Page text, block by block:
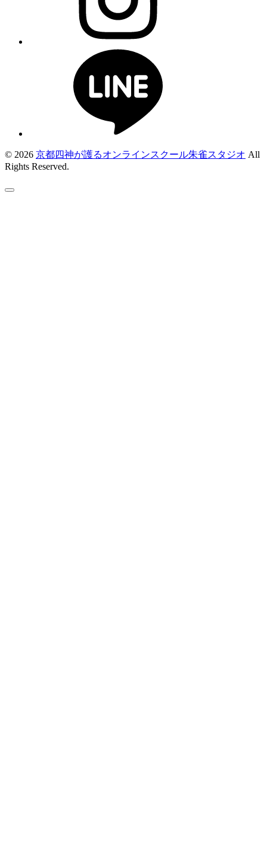
© 2026 京都四神が護るオンラインスクール朱雀スタジオ All
Rights Reserved.